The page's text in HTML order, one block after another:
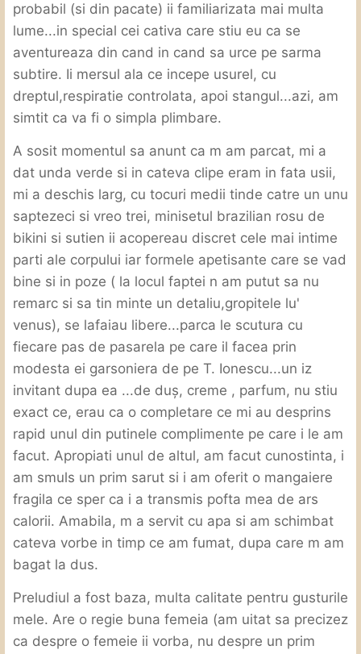
probabil (si din pacate) ii familiarizata mai multa
lume...in special cei cativa care stiu eu ca se
aventureaza din cand in cand sa urce pe sarma
subtire. Ii mersul ala ce incepe usurel, cu
dreptul,respiratie controlata, apoi stangul...azi, am
simtit ca va fi o simpla plimbare.
A sosit momentul sa anunt ca m am parcat, mi a
dat unda verde si in cateva clipe eram in fata usii,
mi a deschis larg, cu tocuri medii tinde catre un unu
saptezeci si vreo trei, minisetul brazilian rosu de
bikini si sutien ii acopereau discret cele mai intime
parti ale corpului iar formele apetisante care se vad
bine si in poze ( la locul faptei n am putut sa nu
remarc si sa tin minte un detaliu,gropitele lu'
venus), se lafaiau libere...parca le scutura cu
fiecare pas de pasarela pe care il facea prin
modesta ei garsoniera de pe T. Ionescu...un iz
invitant dupa ea ...de duş, creme , parfum, nu stiu
exact ce, erau ca o completare ce mi au desprins
rapid unul din putinele complimente pe care i le am
facut. Apropiati unul de altul, am facut cunostinta, i
am smuls un prim sarut si i am oferit o mangaiere
fragila ce sper ca i a transmis pofta mea de ars
calorii. Amabila, m a servit cu apa si am schimbat
cateva vorbe in timp ce am fumat, dupa care m am
bagat la dus.
Preludiul a fost baza, multa calitate pentru gusturile
mele. Are o regie buna femeia (am uitat sa precizez
ca despre o femeie ii vorba, nu despre un prim